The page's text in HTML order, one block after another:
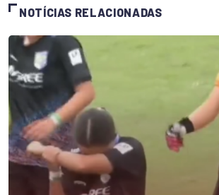
NOTÍCIAS RELACIONADAS